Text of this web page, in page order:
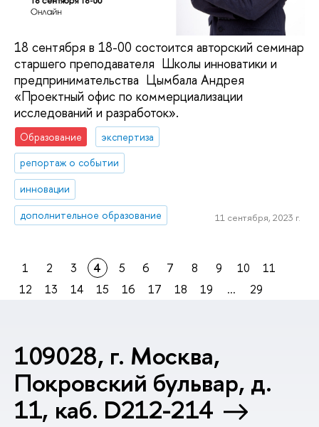
18 сентября в 18-00 состоится авторский семинар
старшего преподавателя Школы инноватики и
предпринимательства Цымбала Андрея
«Проектный офис по коммерциализации
исследований и разработок».
Образование
экспертиза
репортаж о событии
инновации
дополнительное образование
11 сентября, 2023 г.
1 2 3 4 5 6 7 8 9 10
11
12
13 14 15 16 17 18 19 ... 29
109028, г. Москва,
Покровский бульвар, д.
11, каб. D212-214